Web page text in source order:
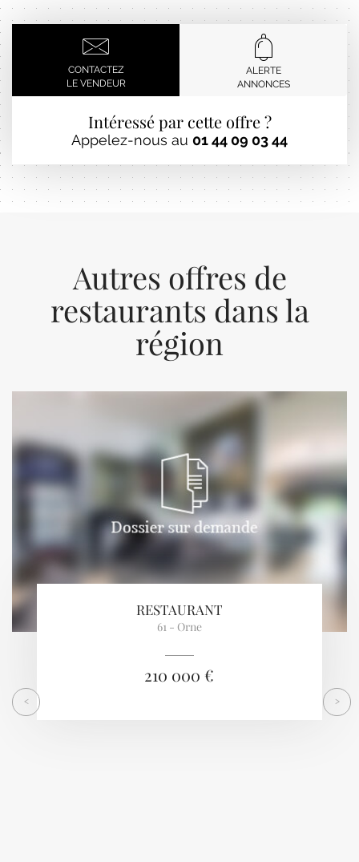
CONTACTEZ
LE VENDEUR
ALERTE
ANNONCES
Intéressé par cette offre ?
Appelez-nous au 01 44 09 03 44
Autres offres de
restaurants dans la
région
RESTAURANT
61 - Orne
210 000 €
< >